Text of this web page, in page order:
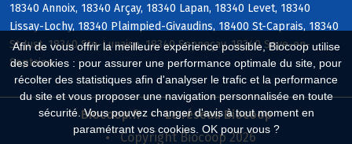
Afin de vous offrir la meilleure expérience possible, Biocoop utilise
des cookies : pour assurer une performance optimale du site, pour
récolter des statistiques afin d'analyser le trafic et la performance
du site et vous proposer une navigation personnalisée en toute
sécurité. Vous pouvez changer d'avis à tout moment en
paramétrant vos cookies. OK pour vous ?
18340 Annoix, 18340 Arçay, 18340 Lapan, 18340 Levet, 18340
Lissay-Lochy, 18340 Plaimpied-Givaudins, 18400 St-Caprais, 18340
St-Just, 18340 Ste-Lunaise, 18340 Senneçay, 18340 Soye-en-
Septaine
Biocoop.fr
Le réseau Biocoop
Copyright Biocoop 2026